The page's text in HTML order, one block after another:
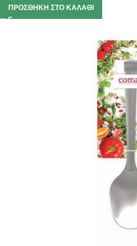
ΠΡΟΣΘΉΚΗ ΣΤΟ ΚΑΛΆΘΙ